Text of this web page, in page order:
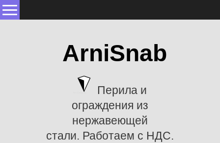
ArniSnab
Перила и
ограждения из
нержавеющей
стали. Работаем с НДС.